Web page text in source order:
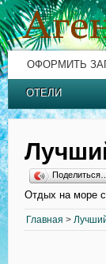
ОФОРМИТЬ
ОТЕЛИ
Поделиться…
Отдых на море
Главная >